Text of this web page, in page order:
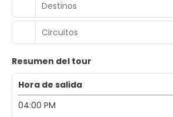
Destinos
Circuitos
Resumen del tour
Hora de salida
04:00 PM